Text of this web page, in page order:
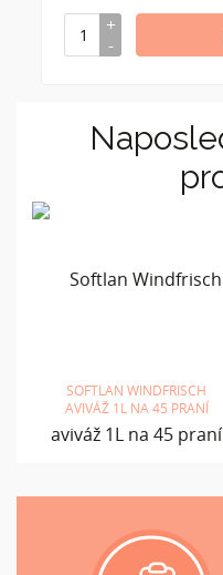
SOFTLAN WINDFRISCH
AVIVÁŽ 1L NA 45 PRANÍ